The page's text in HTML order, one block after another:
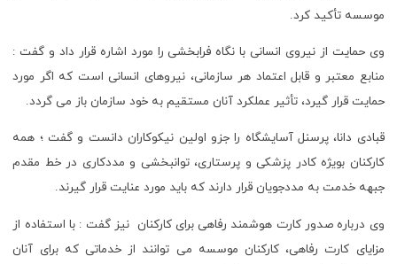
موسسه تأکید کرد.
وی حمایت از نیروی انسانی با نگاه فرابخشی را مورد اشاره قرار داد و گفت :
منابع معتبر و قابل اعتماد هر سازمانی، نیروهای انسانی است که اگر مورد
حمایت قرار گیرد، تأثیر عملکرد آنان مستقیم به خود سازمان باز می گردد.
قبادی دانا، پرسنل آسایشگاه را جزو اولین نیکوکاران دانست و گفت ؛ همه
کارکنان بویژه کادر پزشکی و پرستاری، توانبخشی و مددکاری در خط مقدم
جبهه خدمت به مددجویان قرار دارند که باید مورد عنایت قرار گیرند.
وی درباره صدور کارت هوشمند رفاهی برای کارکنان نیز گفت : با استفاده از
مزایای کارت رفاهی، کارکنان موسسه می توانند از خدماتی که برای آنان